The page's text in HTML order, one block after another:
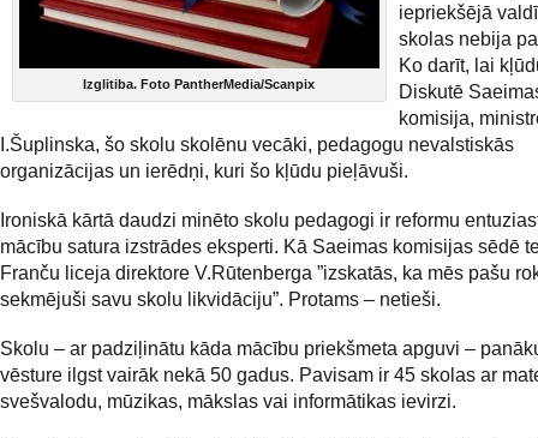
Izglitiba. Foto PantherMedia/Scanpix
iepriekšējā
skolas nebija
Ko darīt, lai
Diskutē
komisija,
I.Šuplinska, šo skolu skolēnu vecāki, pedagogu nevalstiskās
organizācijas un ierēdņi, kuri šo kļūdu pieļāvuši.
Ironiskā kārtā daudzi minēto skolu pedagogi ir reformu
mācību satura izstrādes eksperti. Kā Saeimas komisijas sēdē
Franču liceja direktore V.Rūtenberga ”izskatās, ka mēs pašu
sekmējuši savu skolu likvidāciju”. Protams – netieši.
Skolu – ar padziļinātu kāda mācību priekšmeta apguvi –
vēsture ilgst vairāk nekā 50 gadus. Pavisam ir 45 skolas ar
svešvalodu, mūzikas, mākslas vai informātikas ievirzi.